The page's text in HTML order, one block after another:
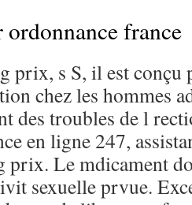
france
prix, s S, il est conçu
chez les hommes
des troubles de l
en ligne 247,
prix. Le mdicament
sexuelle prvue.